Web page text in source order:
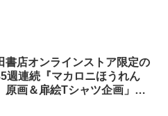
書店オンラインストア限定の
週連続『マカロニほうれん
原画＆扉絵Tシャツ企画」よ